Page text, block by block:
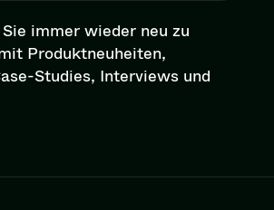
immer wieder neu zu
Pro­dukt­neu­hei­ten,
Studies, Interviews und